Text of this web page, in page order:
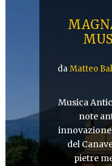
daMatteo
Musica
note
innovazione
del
pietre